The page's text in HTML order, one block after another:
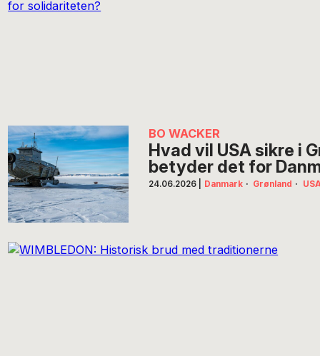
BO WACKER
Hvad vil USA sikre i
betyder det for
24.06.2026 Danmark · Grønland ·